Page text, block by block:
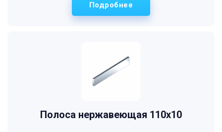
Подробнее
Полоса нержавеющая 110х10